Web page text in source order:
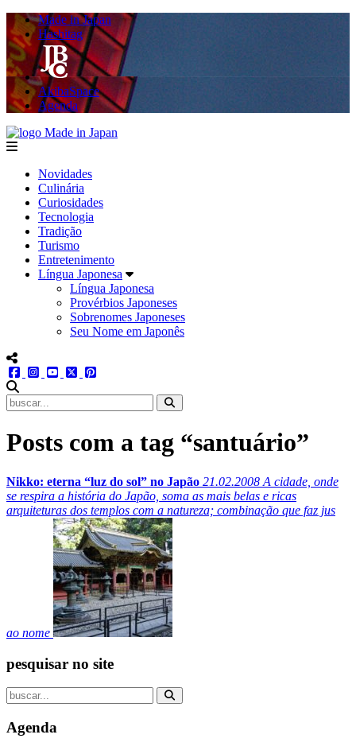
Made in Japan
Hashitag
AkibaSpace
Agenda
menu
Novidades
Culinária
Curiosidades
Tecnologia
Tradição
Turismo
Entretenimento
Língua Japonesa
Língua Japonesa
Provérbios Japoneses
Sobrenomes Japoneses
Seu Nome em Japonês
menu redes social
facebookinstagram
youtube
twitter
Posts com a tag “santuário”
Nikko: eterna “luz do sol” no Japão 21.02.2008 A cidade, onde
se respira a história do Japão, soma as mais belas e ricas
arquiteturas dos templos com a natureza; combinação que faz jus
ao nome
pesquisar no site
Agenda